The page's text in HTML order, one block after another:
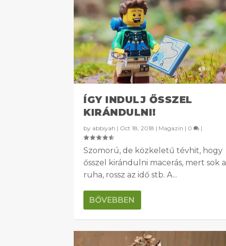
ÍGY INDULJ ŐSSZEL
KIRÁNDULNI!
by abbiyah | Oct 18, 2018 | Magazin | 0 |
Szomorú, de közkeletű tévhit, hogy
ősszel kirándulni macerás, mert sok a
ruha, rossz az idő stb. A...
BŐVEBBEN